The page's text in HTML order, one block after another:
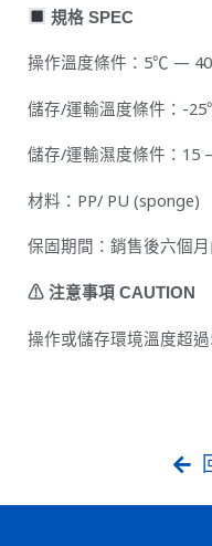
規格 SPEC
操作溫度條件：5℃ —
儲存/運輸溫度條件：-
儲存/運輸濕度條件：15
材料：PP/ PU (sponge)
保固期間：銷售後六個月
⚠ 注意事項 CAUTION
操作或儲存環境溫度超